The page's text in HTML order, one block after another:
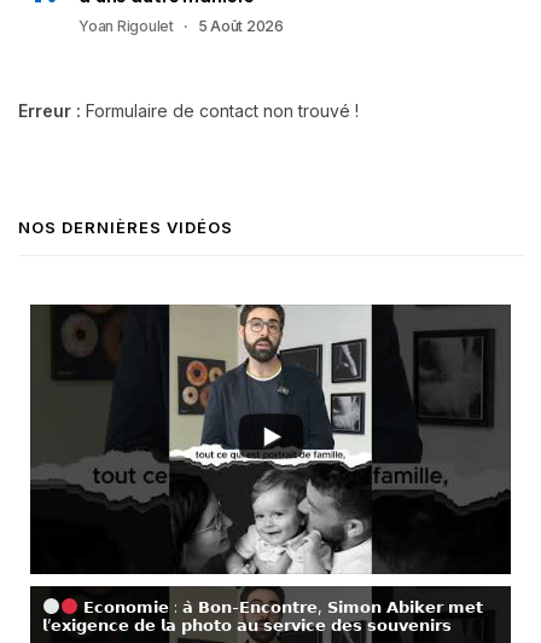
Yoan Rigoulet 5 Août 2026
Erreur : Formulaire de contact non trouvé !
NOS DERNIÈRES VIDÉOS
𝗘𝗰𝗼𝗻𝗼𝗺𝗶𝗲 : 𝗮̀ 𝗕𝗼𝗻-𝗘𝗻𝗰𝗼𝗻𝘁𝗿𝗲, 𝗦𝗶𝗺𝗼𝗻 𝗔𝗯𝗶𝗸𝗲𝗿 𝗺𝗲𝘁
𝗹’𝗲𝘅𝗶𝗴𝗲𝗻𝗰𝗲 𝗱𝗲 𝗹𝗮 𝗽𝗵𝗼𝘁𝗼 𝗮𝘂 𝘀𝗲𝗿𝘃𝗶𝗰𝗲 𝗱𝗲𝘀 𝘀𝗼𝘂𝘃𝗲𝗻𝗶𝗿𝘀